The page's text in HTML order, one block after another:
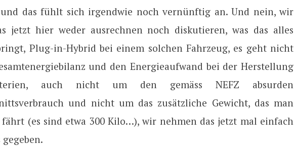
das fühlt sich irgendwie noch vernünftig an. Und nein, wir
jetzt hier weder ausrechnen noch diskutieren, was das alles
Plug-in-Hybrid bei einem solchen Fahrzeug, es geht nicht
und den Energieaufwand bei der Herstellung
auch nicht um den gemäss NEFZ absurden
und nicht um das zusätzliche Gewicht, das man
fährt (es sind etwa 300 Kilo…), wir nehmen das jetzt mal einfach